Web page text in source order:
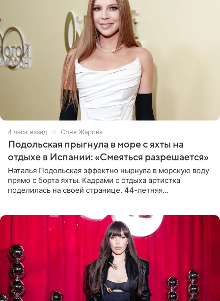
4 часа назад Соня Жарова
Подольская прыгнула в море с яхты на
отдыхе в Испании: «Смеяться разрешается»
Наталья Подольская эффектно нырнула в морскую воду
прямо с борта яхты. Кадрами с отдыха артистка
поделилась на своей странице. 44-летняя